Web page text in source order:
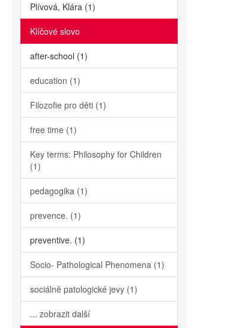
Plívová, Klára (1)
Klíčové slovo
after-school (1)
education (1)
Filozofie pro děti (1)
free time (1)
Key terms: Philosophy for Children
(1)
pedagogika (1)
prevence. (1)
preventive. (1)
Socio- Pathological Phenomena (1)
sociálně patologické jevy (1)
... zobrazit další